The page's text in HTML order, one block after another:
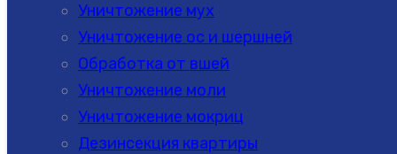
Уничтожение мух
Уничтожение ос и шершней
Обработка от вшей
Уничтожение моли
Уничтожение мокриц
Дезинсекция квартиры